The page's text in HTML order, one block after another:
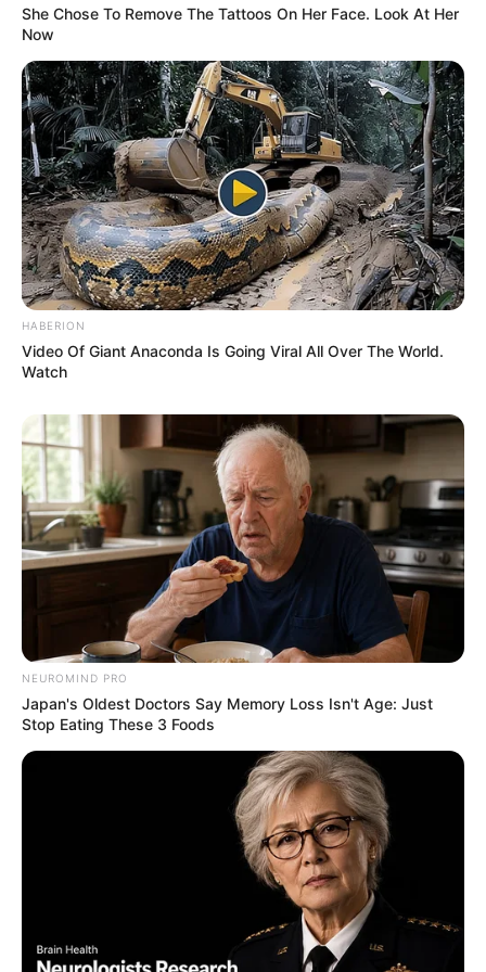
ΣΠΑΜΕ ΤΟ ΜΑΤΡΙΞ – ΤΟ ΒΙΒΛΙΟ
She Chose To Remove The Tattoos On Her Face. Look At Her
Now
HABERION
Video Of Giant Anaconda Is Going Viral All Over The World.
Watch
NEUROMIND PRO
Japan's Oldest Doctors Say Memory Loss Isn't Age: Just
Stop Eating These 3 Foods